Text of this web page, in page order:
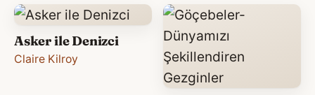
Asker ile Denizci
Claire Kilroy